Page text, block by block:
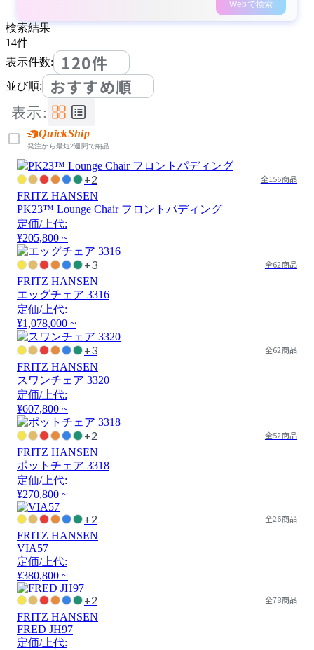
Webで検索
検索結果
14件
表示件数:
120件
並び順: おすすめ順
表示:
QuickShip
発注から最短2週間で納品
+2 全156商品
FRITZ HANSEN
PK23™ Lounge Chair フロントパディング
定価/上代:
¥205,800 ~
+3 全62商品
FRITZ HANSEN
エッグチェア 3316
定価/上代:
¥1,078,000 ~
+3 全62商品
FRITZ HANSEN
スワンチェア 3320
定価/上代:
¥607,800 ~
+2 全52商品
FRITZ HANSEN
ポットチェア 3318
定価/上代:
¥270,800 ~
+2 全26商品
FRITZ HANSEN
VIA57
定価/上代:
¥380,800 ~
+2 全78商品
FRITZ HANSEN
FRED JH97
定価/上代: